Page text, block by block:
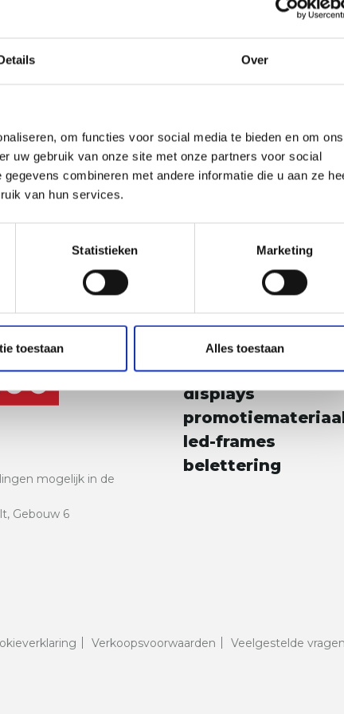
Over
om functies voor social media te bieden en om ons
uw gebruik van onze site met onze partners voor social
combineren met andere informatie die u aan ze
van hun services.
Statistieken Marketing
toestaan Alles toestaan
14 oktober 2020
mogelijk in de
Gebouw 6
verpakkingen
displays
led-frames
belettering
Verkoopsvoorwaarden Veelgestelde vragen